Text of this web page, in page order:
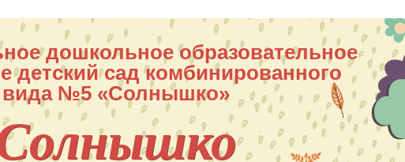
дошкольное образовательное
детский сад комбинированного
вида №5 «Солнышко»